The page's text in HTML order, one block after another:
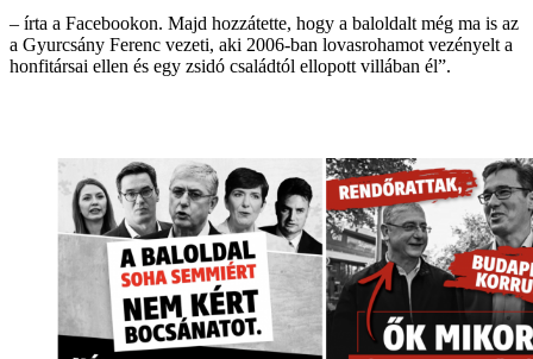
– írta a Facebookon. Majd hozzátette, hogy a baloldalt még ma is az
a Gyurcsány Ferenc vezeti, aki 2006-ban lovasrohamot vezényelt a
honfitársai ellen és egy zsidó családtól ellopott villában él”.